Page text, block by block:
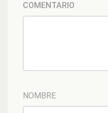
COMENTARIO
NOMBRE